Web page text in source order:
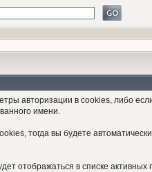
авторизации в cookies, либо
имени.
тогда вы будете
отображаться в списке